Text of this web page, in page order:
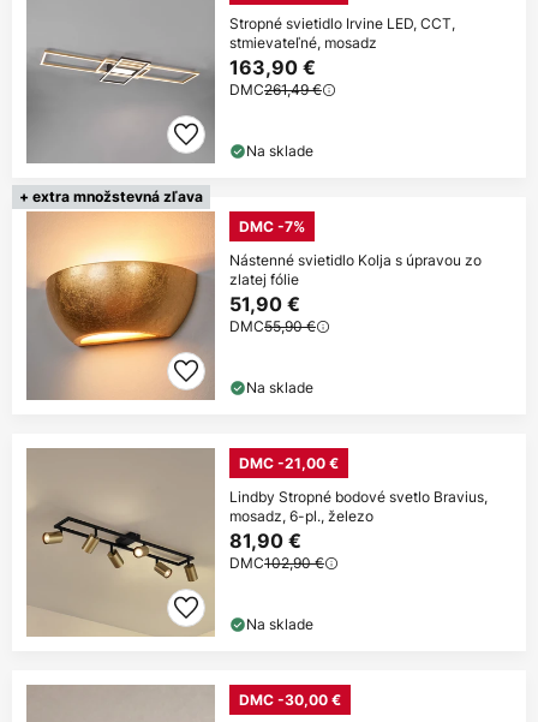
Stropné svietidlo Irvine LED, CCT,
stmievateľné, mosadz
163,90 €
DMC261,49 €
Na sklade
+ extra množstevná zľava
DMC -7%
Nástenné svietidlo Kolja s úpravou zo
zlatej fólie
51,90 €
DMC55,90 €
Na sklade
DMC -21,00 €
Lindby Stropné bodové svetlo Bravius,
mosadz, 6-pl., železo
81,90 €
DMC102,90 €
Na sklade
DMC -30,00 €